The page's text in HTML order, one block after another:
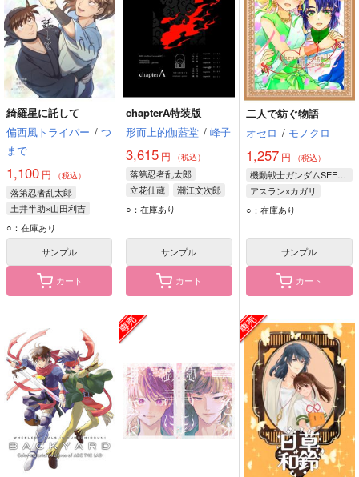
綺羅星に託して
偏西風トライバー / つ
まで
1,100 円 （税込）
落第忍者乱太郎
土井半助×山田利吉
土井半助
○：在庫あり
サンプル
カート
chapterA特装版
形而上的伽藍堂 / 峰子
3,615 円 （税込）
落第忍者乱太郎
立花仙蔵
潮江文次郎
○：在庫あり
サンプル
カート
二人で紡ぐ物語
オセロ / モノクロ
1,257円 （税込）
機動戦士ガンダムSEED FREEDOM
アスラン×カガリ
アスラン・ザラ
○：在庫あり
サンプル
カート